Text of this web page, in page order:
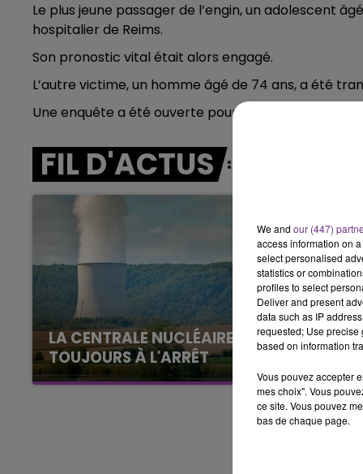
LE WEEK-END CHAMPAGNE FM
Le plus jeune passager de l’engin, un adolescent
hospitalier de Reims.
Son pronostic vital était alors engagé.
L’autre victime, un homme âgé de 74 ans, a été
Une enquête a été ouverte pour déterminer les
FIL D'ACTUS
LA CENTRALE NUCLÉAIRE DE CHOOZ
TOUJOURS À L'ARRÊT
Cela fait déjà une semaine que la centrale
nucléaire ardennaise est à l'arrêt. Une situation
justifiée par la sécheresse intense qui est
We and our (447)
access information on
select personalised
statistics or
profiles to select
Deliver and present
data such as IP
requested; Use precise
based on information
Vous pouvez accepter
mes choix". Vous
ce site. Vous pouvez
bas de chaque page.